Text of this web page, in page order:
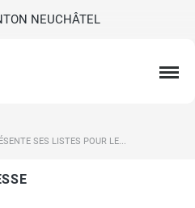
NEUCHÂTEL
SES LISTES POUR LE...